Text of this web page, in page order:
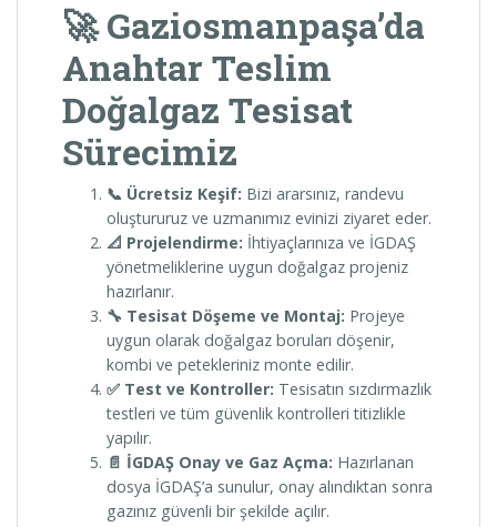
🚀 Gaziosmanpaşa’da
Anahtar Teslim
Doğalgaz Tesisat
Sürecimiz
📞 Ücretsiz Keşif: Bizi ararsınız, randevu
oluştururuz ve uzmanımız evinizi ziyaret eder.
📐 Projelendirme: İhtiyaçlarınıza ve İGDAŞ
yönetmeliklerine uygun doğalgaz projeniz
hazırlanır.
🔧 Tesisat Döşeme ve Montaj: Projeye
uygun olarak doğalgaz boruları döşenir,
kombi ve petekleriniz monte edilir.
✅ Test ve Kontroller: Tesisatın sızdırmazlık
testleri ve tüm güvenlik kontrolleri titizlikle
yapılır.
📄 İGDAŞ Onay ve Gaz Açma: Hazırlanan
dosya İGDAŞ’a sunulur, onay alındıktan sonra
gazınız güvenli bir şekilde açılır.